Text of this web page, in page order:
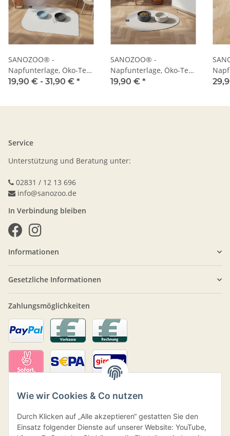
Wie wir Cookies & Co nutzen
Durch Klicken auf „Alle akzeptieren“ gestatten Sie den
Einsatz folgender Dienste auf unserer Website: YouTube,
SANOZOO® -
Napfunterlage, Öko-Tex,
Blatt
19,90 € - 31,90 € *
SANOZOO® -
Napfunterlage, Öko-Tex,
Tropfen
19,90 € *
Herz
Service
Unterstützung und Beratung unter:
02831 / 12 13 696
info@sanozoo.de
In Verbindung bleiben
Informationen
Gesetzliche Informationen
Zahlungsmöglichkeiten